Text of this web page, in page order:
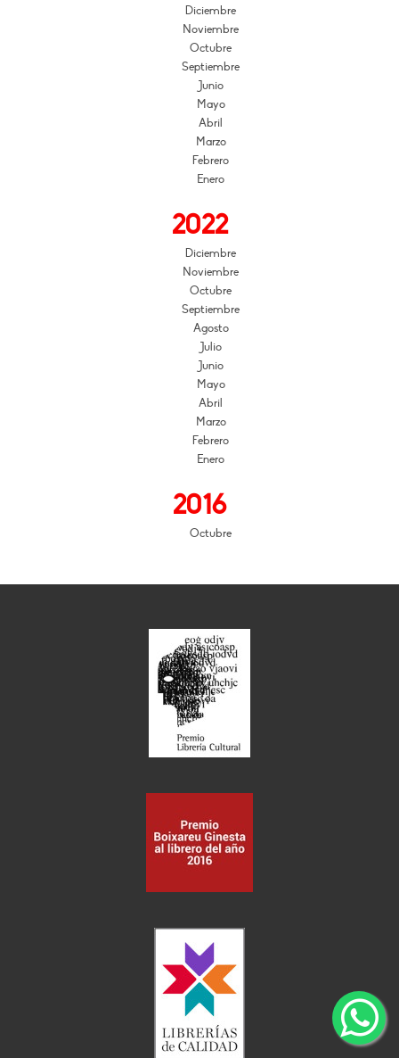
Diciembre
Noviembre
Octubre
Septiembre
Junio
Mayo
Abril
Marzo
Febrero
Enero
2022
Diciembre
Noviembre
Octubre
Septiembre
Agosto
Julio
Junio
Mayo
Abril
Marzo
Febrero
Enero
2016
Octubre